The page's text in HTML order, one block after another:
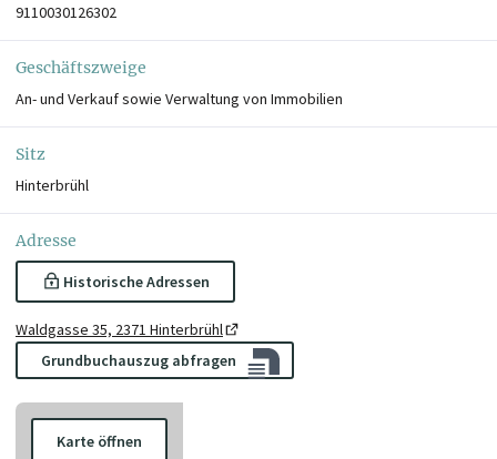
9110030126302
Geschäftszweige
An- und Verkauf sowie Verwaltung von Immobilien
Sitz
Hinterbrühl
Adresse
Historische Adressen
Waldgasse 35, 2371 Hinterbrühl
Grundbuchauszug abfragen
Karte öffnen